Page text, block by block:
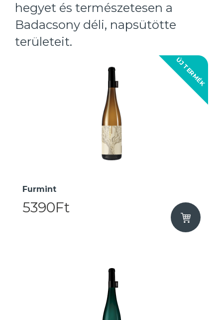
hegyet és természetesen a
Badacsony déli, napsütötte
területeit.
ÚJ TERMÉK
Furmint
5390Ft